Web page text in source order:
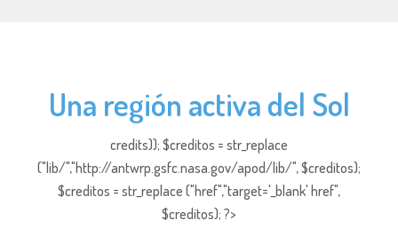
Una región activa del Sol
credits)); $creditos = str_replace
("lib/","http://antwrp.gsfc.nasa.gov/apod/lib/", $creditos);
$creditos = str_replace ("href","target='_blank' href",
$creditos); ?>